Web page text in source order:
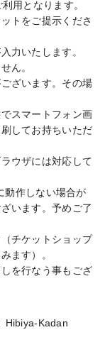
用となります。
トをご提示くださ
力いたします。
ん。
ざいます。その場
スマートフォン画
してお持ちいただ
ウザには対応して
動作しない場合が
います。予めご了
チケットショップ
ます）。
を行なう事もござ
Hibiya-Kadan